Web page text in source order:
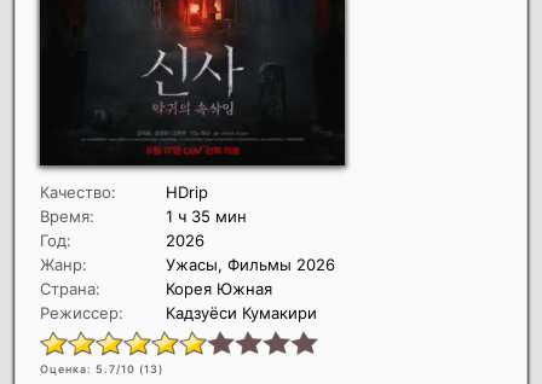
Качество:
HDrip
Время:
1 ч 35 мин
Год:
2026
Жанр:
Ужасы, Фильмы 2026
Страна:
Корея Южная
Режиссер:
Кадзуёси Кумакири
Оценка: 5.7/10 (13)